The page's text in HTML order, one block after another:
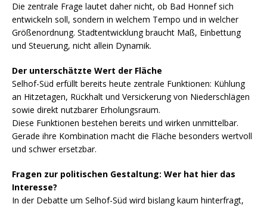
Die zentrale Frage lautet daher nicht, ob Bad Honnef sich
entwickeln soll, sondern in welchem Tempo und in welcher
Größenordnung. Stadtentwicklung braucht Maß, Einbettung
und Steuerung, nicht allein Dynamik.
Der unterschätzte Wert der Fläche
Selhof-Süd erfüllt bereits heute zentrale Funktionen: Kühlung
an Hitzetagen, Rückhalt und Versickerung von Niederschlägen
sowie direkt nutzbarer Erholungsraum.
Diese Funktionen bestehen bereits und wirken unmittelbar.
Gerade ihre Kombination macht die Fläche besonders wertvoll
und schwer ersetzbar.
Fragen zur politischen Gestaltung: Wer hat hier das
Interesse?
In der Debatte um Selhof-Süd wird bislang kaum hinterfragt,